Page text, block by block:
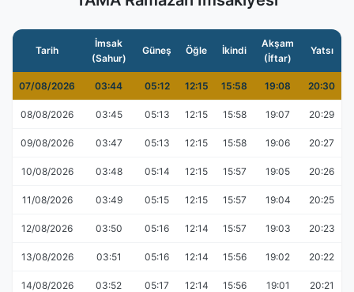
Tarih
İmsak
(Sahur)
Güneş Öğle İkindi
Akşam
(İftar)
Yatsı
07/08/2026 03:44 05:12 12:15 15:58 19:08 20:30
08/08/2026 03:45 05:13 12:15 15:58 19:07 20:29
09/08/2026 03:47 05:13 12:15 15:58 19:06 20:27
10/08/2026 03:48 05:14 12:15 15:57 19:05 20:26
11/08/2026 03:49 05:15 12:15 15:57 19:04 20:25
12/08/2026 03:50 05:16 12:14 15:57 19:03 20:23
13/08/2026 03:51 05:16 12:14 15:56 19:02 20:22
14/08/2026 03:52 05:17 12:14 15:56 19:01 20:21